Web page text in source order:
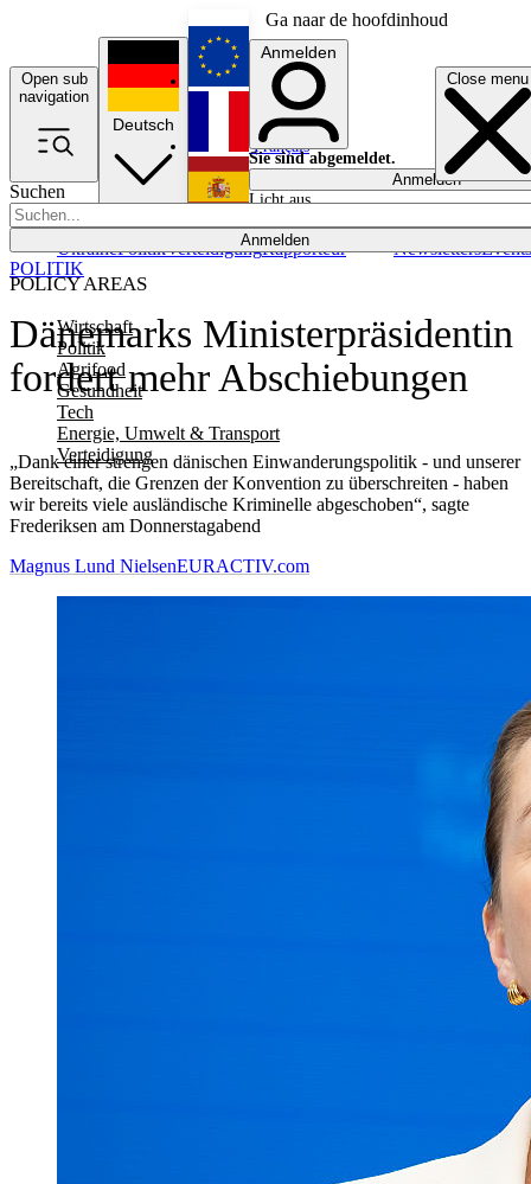
Ga naar de hoofdinhoud
Open sub
navigation
Close menu
Suchen
Anmelden
POLICY AREAS
Wirtschaft
Politik
Agrifood
Gesundheit
Tech
Energie, Umwelt & Transport
Verteidigung
UkrainePolitikVerteidigungRapporteur NewslettersEvents
Deutsch
English
Français
Anmelden
Sie sind abgemeldet.
Anmelden
Licht aus
Dänemarks Ministerpräsidentin
fordert mehr Abschiebungen
„Dank einer strengen dänischen Einwanderungspolitik - und unserer
Bereitschaft, die Grenzen der Konvention zu überschreiten - haben
wir bereits viele ausländische Kriminelle abgeschoben“, sagte
Frederiksen am Donnerstagabend
POLITIK
Magnus Lund NielsenEURACTIV.com